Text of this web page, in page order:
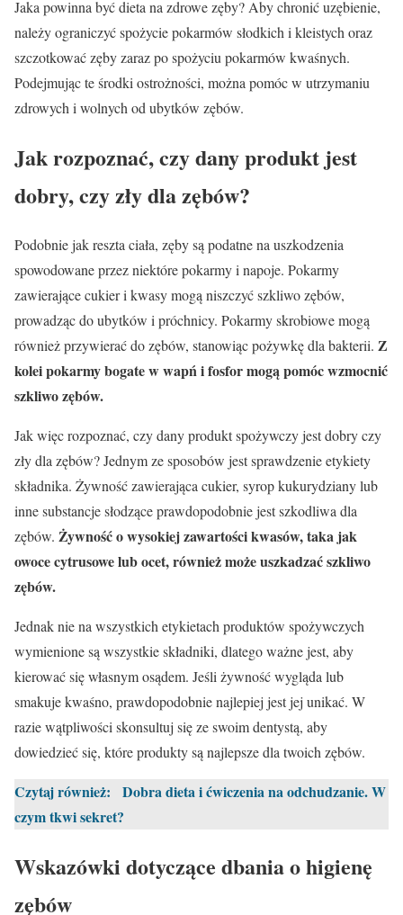
Jaka powinna być dieta na zdrowe zęby? Aby chronić uzębienie,
należy ograniczyć spożycie pokarmów słodkich i kleistych oraz
szczotkować zęby zaraz po spożyciu pokarmów kwaśnych.
Podejmując te środki ostrożności, można pomóc w utrzymaniu
zdrowych i wolnych od ubytków zębów.
Jak rozpoznać, czy dany produkt jest
dobry, czy zły dla zębów?
Podobnie jak reszta ciała, zęby są podatne na uszkodzenia
spowodowane przez niektóre pokarmy i napoje. Pokarmy
zawierające cukier i kwasy mogą niszczyć szkliwo zębów,
prowadząc do ubytków i próchnicy. Pokarmy skrobiowe mogą
również przywierać do zębów, stanowiąc pożywkę dla bakterii. Z
kolei pokarmy bogate w wapń i fosfor mogą pomóc wzmocnić
szkliwo zębów.
Jak więc rozpoznać, czy dany produkt spożywczy jest dobry czy
zły dla zębów? Jednym ze sposobów jest sprawdzenie etykiety
składnika. Żywność zawierająca cukier, syrop kukurydziany lub
inne substancje słodzące prawdopodobnie jest szkodliwa dla
zębów. Żywność o wysokiej zawartości kwasów, taka jak
owoce cytrusowe lub ocet, również może uszkadzać szkliwo
zębów.
Jednak nie na wszystkich etykietach produktów spożywczych
wymienione są wszystkie składniki, dlatego ważne jest, aby
kierować się własnym osądem. Jeśli żywność wygląda lub
smakuje kwaśno, prawdopodobnie najlepiej jest jej unikać. W
razie wątpliwości skonsultuj się ze swoim dentystą, aby
dowiedzieć się, które produkty są najlepsze dla twoich zębów.
Czytaj również:
Dobra dieta i ćwiczenia na odchudzanie. W
czym tkwi sekret?
Wskazówki dotyczące dbania o higienę
zębów